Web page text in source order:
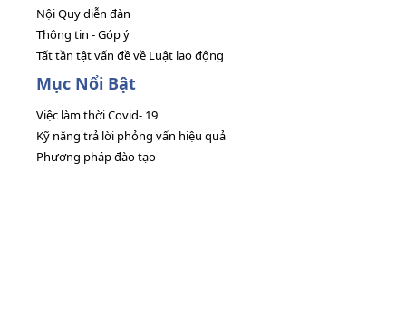
Nội Quy diễn đàn
Thông tin - Góp ý
Tất tần tật vấn đề về Luật lao động
Mục Nổi Bật
Việc làm thời Covid- 19
Kỹ năng trả lời phỏng vấn hiệu quả
Phương pháp đào tạo